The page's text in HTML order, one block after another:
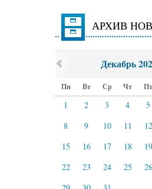
АРХИВ
Декабрь
Пн Вт Ср Чт Пт
1 2 3 4 5
8
9 10 11 12
15
16 17 18 19
22
23 24 25 26